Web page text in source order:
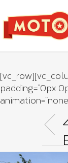
padding=”0px